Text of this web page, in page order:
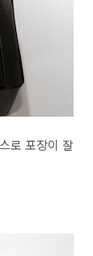
로 포장이 잘